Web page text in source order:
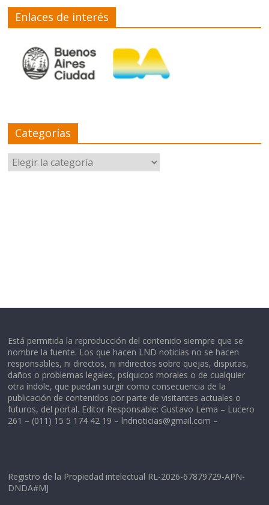
Enlaces de interés
Categorías
Categorías
Está permitida la reproducción del contenido siempre que se
nombre la fuente. Los que hacen LND noticias no se hacen
responsables, ni directos, ni indirectos sobre quejas, disputas,
daños o problemas legales, psíquicos morales o de cualquier
otra índole, que puedan surgir como consecuencia de la
publicación de contenidos por parte de visitantes actuales o
futuros, del portal. Editor Responsable: Gustavo Lema – Lucero
261 – (011) 15 5 174 42 19 – lndnoticias@gmail.com –
Registro de la Propiedad intelectual RL-2026-67879729-APN-
DNDA#MJ